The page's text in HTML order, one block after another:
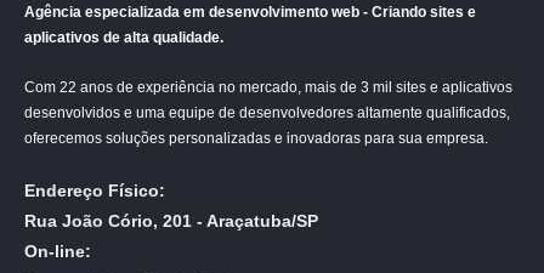
Agência especializada em desenvolvimento web - Criando sites e
aplicativos de alta qualidade.
Com 22 anos de experiência no mercado, mais de 3 mil sites e aplicativos
desenvolvidos e uma equipe de desenvolvedores altamente qualificados,
oferecemos soluções personalizadas e inovadoras para sua empresa.
Endereço Físico:
Rua João Cório, 201 - Araçatuba/SP
On-line: